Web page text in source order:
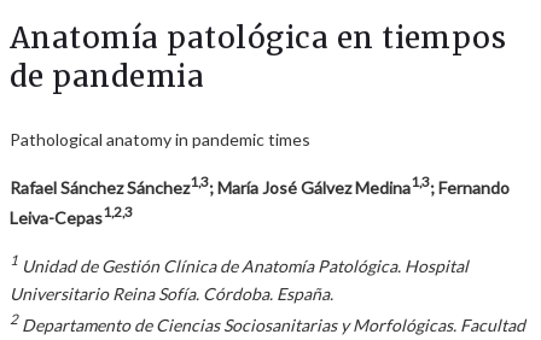
Anatomía patológica en tiempos
de pandemia
Pathological anatomy in pandemic times
Rafael Sánchez Sánchez1,3; María José Gálvez Medina1,3; Fernando
Leiva-Cepas1,2,3
1 Unidad de Gestión Clínica de Anatomía Patológica. Hospital
Universitario Reina Sofía. Córdoba. España.
2Departamento de Ciencias Sociosanitarias y Morfológicas. Facultad